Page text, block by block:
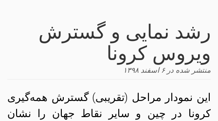
رشد نمایی و گسترش
ویروس کرونا
منتشر شده در۶ اسفند ۱۳۹۸
این نمودار مراحل (تقریبی) گسترش همه‌گیری
کرونا در چین و سایر نقاط جهان را نشان